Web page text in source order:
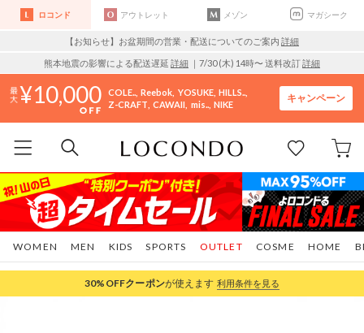
ロコンド アウトレット メゾン マガシーク
【お知らせ】お盆期間の営業・配送についてのご案内 詳細
熊本地震の影響による配送遅延 詳細 ｜7/30 (木) 14時〜 送料改訂詳細
10,000 COLE.. Reebok YOSUKE HILLS..
Z-CRAFT CAWAII mis.. NIKE
キャンペーン
WOMEN MEN KIDS SPORTS COSME HOME
OUTLET
30%OFFクーポンが使えます 利用条件を見る